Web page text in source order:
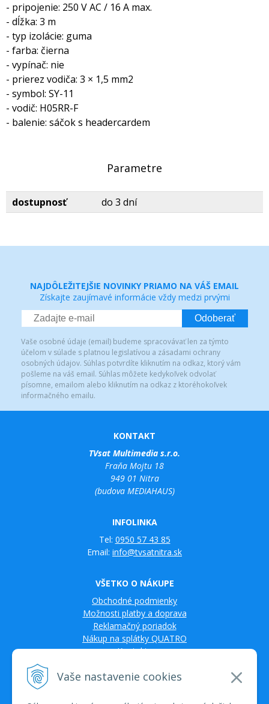
Vaše nastavenie cookies
- pripojenie: 250 V AC / 16 A max.
- dĺžka: 3 m
- typ izolácie: guma
- farba: čierna
- vypínač: nie
- prierez vodiča: 3 × 1,5 mm2
- symbol: SY-11
- vodič: H05RR-F
- balenie: sáčok s headercardem
Parametre
dostupnosť do 3 dní
NAJDÔLEŽITEJŠIE NOVINKY PRIAMO NA VÁŠ EMAIL
Získajte zaujímavé informácie vždy medzi prvými
Odoberať
Vaše osobné údaje (email) budeme spracovávať len za týmto
účelom v súlade s platnou legislatívou a zásadami ochrany
osobných údajov. Súhlas potvrdíte kliknutím na odkaz, ktorý vám
pošleme na váš email. Súhlas môžete kedykoľvek odvolať
písomne, emailom alebo kliknutím na odkaz z ktoréhokoľvek
informačného emailu.
KONTAKT
TVsat Multimedia s.r.o.
Fraňa Mojtu 18
949 01 Nitra
(budova MEDIAHAUS)
INFOLINKA
Tel: 0950 57 43 85
Email: info@tvsatnitra.sk
VŠETKO O NÁKUPE
Obchodné podmienky
Možnosti platby a doprava
Reklamačný poriadok
Nákup na splátky QUATRO
Kontakty